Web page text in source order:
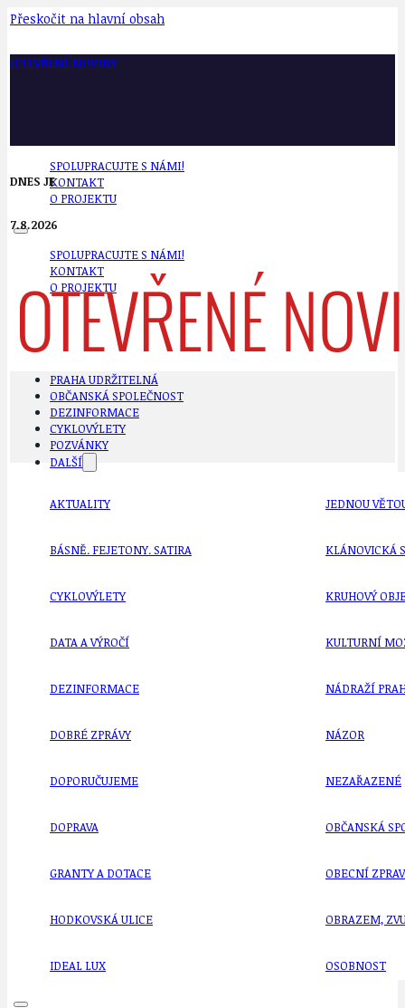
Přeskočit na hlavní obsah
OTEVŘENÉ NOVINY
SPOLUPRACUJTE S NÁMI!
KONTAKT
O PROJEKTU
SPOLUPRACUJTE S NÁMI!
KONTAKT
O PROJEKTU
DNES JE
7.8.2026
PRAHA UDRŽITELNÁ
OBČANSKÁ SPOLEČNOST
DEZINFORMACE
CYKLOVÝLETY
POZVÁNKY
DALŠÍ
AKTUALITY
BÁSNĚ. FEJETONY. SATIRA
CYKLOVÝLETY
DATA A VÝROČÍ
DEZINFORMACE
DOBRÉ ZPRÁVY
DOPORUČUJEME
DOPRAVA
GRANTY A DOTACE
HODKOVSKÁ ULICE
IDEAL LUX
JEDNOU
KLÁNOVICKÁ
KRUHOVÝ
KULTURNÍ
NÁDRAŽÍ
NÁZOR
NEZAŘAZENÉ
OBČANSKÁ
OBECNÍ
OBRAZEM,
OSOBNOST